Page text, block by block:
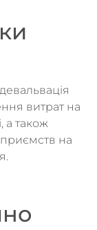
витрат на
а також
на